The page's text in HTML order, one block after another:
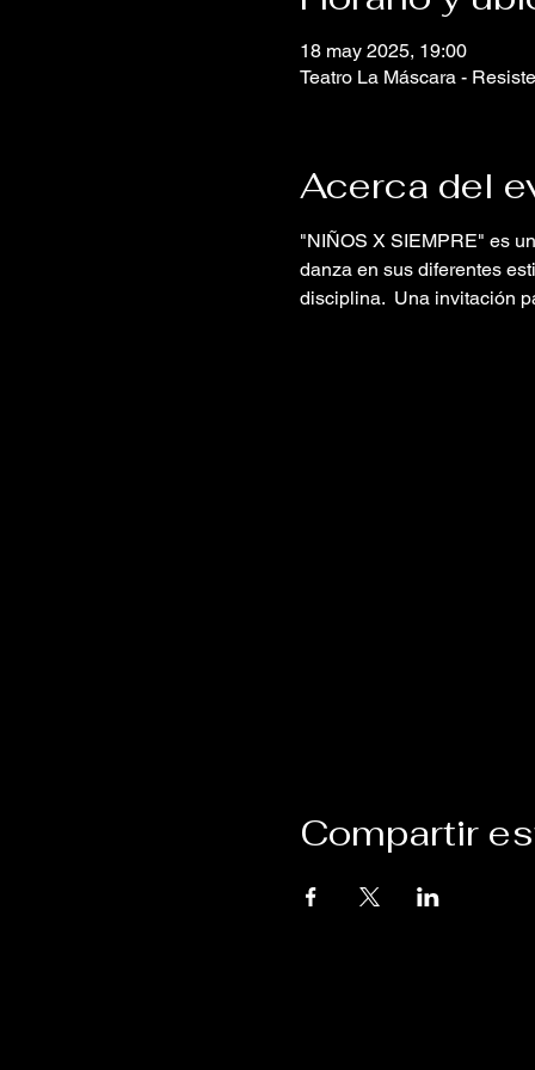
18 may 2025, 19:00
Teatro La Máscara -
Acerca del
"NIÑOS X SIEMPRE" es
danza en sus diferentes
disciplina.  Una invitación
Compartir